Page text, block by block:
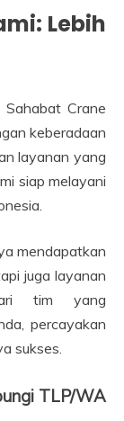
Lebih
Sahabat Crane
keberadaan
layanan yang
siap melayani
mendapatkan
juga layanan
tim yang
percayakan
sukses.
TLP/WA